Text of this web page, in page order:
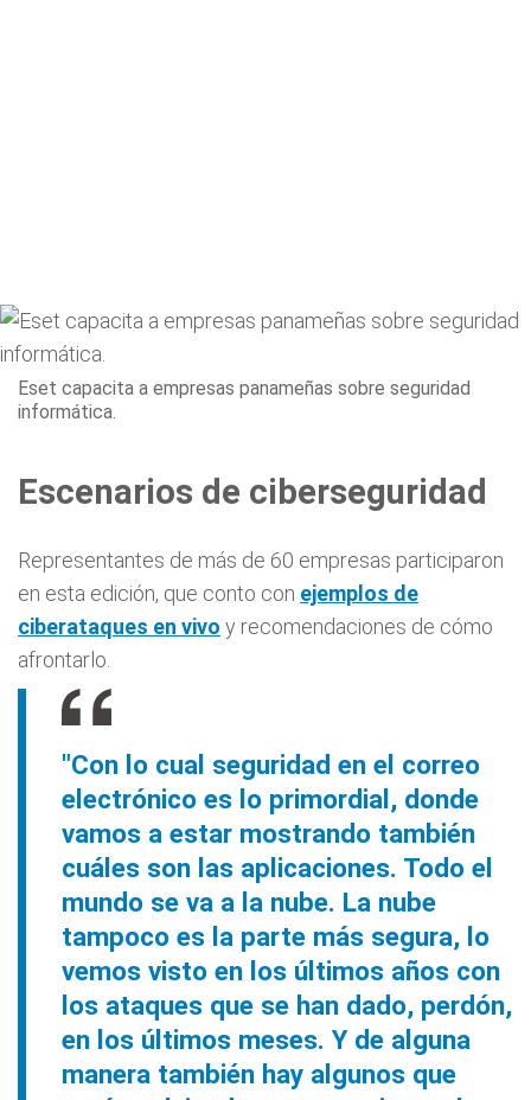
Eset capacita a empresas panameñas sobre seguridad
informática.
Escenarios de ciberseguridad
Representantes de más de 60 empresas participaron
en esta edición, que conto con ejemplos de
ciberataques en vivo y recomendaciones de cómo
afrontarlo.
"Con lo cual seguridad en el correo
electrónico es lo primordial, donde
vamos a estar mostrando también
cuáles son las aplicaciones. Todo el
mundo se va a la nube. La nube
tampoco es la parte más segura, lo
vemos visto en los últimos años con
los ataques que se han dado, perdón,
en los últimos meses. Y de alguna
manera también hay algunos que